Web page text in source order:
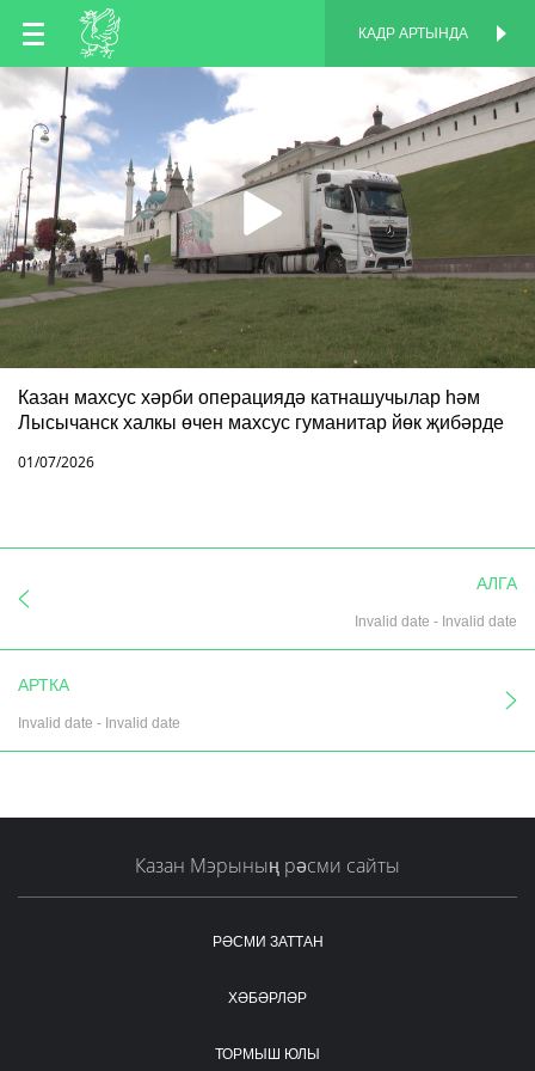
TT
RU
КАДР АРТЫНДА
Казан махсус хәрби операциядә катнашучылар һәм
Лысычанск халкы өчен махсус гуманитар йөк җибәрде
01/07/2026
АЛГА
Invalid date - Invalid date
АРТКА
Invalid date - Invalid date
Казан Мэрының рәсми сайты
РӘСМИ ЗАТТАН
ХӘБӘРЛӘР
ТОРМЫШ ЮЛЫ
КАДР АРТЫНДА